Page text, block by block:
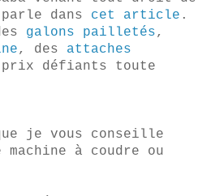
dans cet article .
galons pailletés,
, des attaches
défiants toute
je vous conseille
à coudre ou